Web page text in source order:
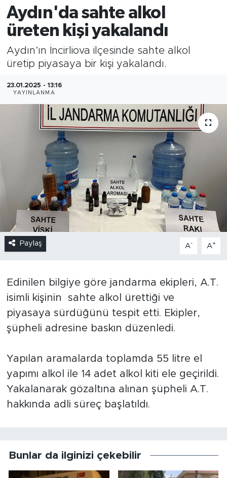
Aydın'da sahte alkol
üreten kişi yakalandı
Aydın’ın İncirliova ilçesinde sahte alkol
üretip piyasaya bir kişi yakalandı.
23.01.2025 - 13:16
YAYINLANMA
Paylaş A- A+
Edinilen bilgiye göre jandarma ekipleri, A.T.
isimli kişinin sahte alkol ürettiği ve
piyasaya sürdüğünü tespit etti. Ekipler,
şüpheli adresine baskın düzenledi.
Yapılan aramalarda toplamda 55 litre el
yapımı alkol ile 14 adet alkol kiti ele geçirildi.
Yakalanarak gözaltına alınan şüpheli A.T.
hakkında adli süreç başlatıldı.
Bunlar da ilginizi çekebilir